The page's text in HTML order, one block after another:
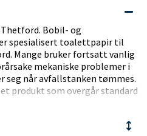
Bobil- og
spesialisert toalettpapir til
Mange bruker fortsatt vanlig
mekaniske problemer i
når avfallstanken tømmes.
produkt som overgår standard
forhindrer tilstopping og gjør